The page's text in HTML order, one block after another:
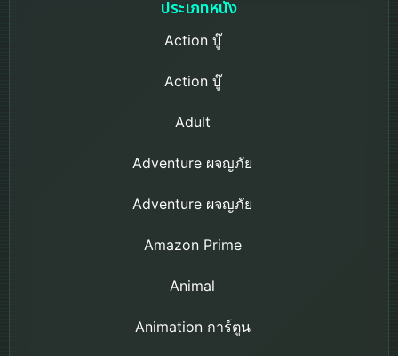
ประเภทหนัง
Action บู๊
Action บู๊
Adult
Adventure ผจญภัย
Adventure ผจญภัย
Amazon Prime
Animal
Animation การ์ตูน